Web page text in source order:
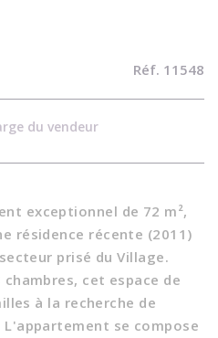
Réf. 11548
du vendeur
exceptionnel de 72 m²,
résidence récente (2011)
prisé du Village.
cet espace de
à la recherche de
se compose